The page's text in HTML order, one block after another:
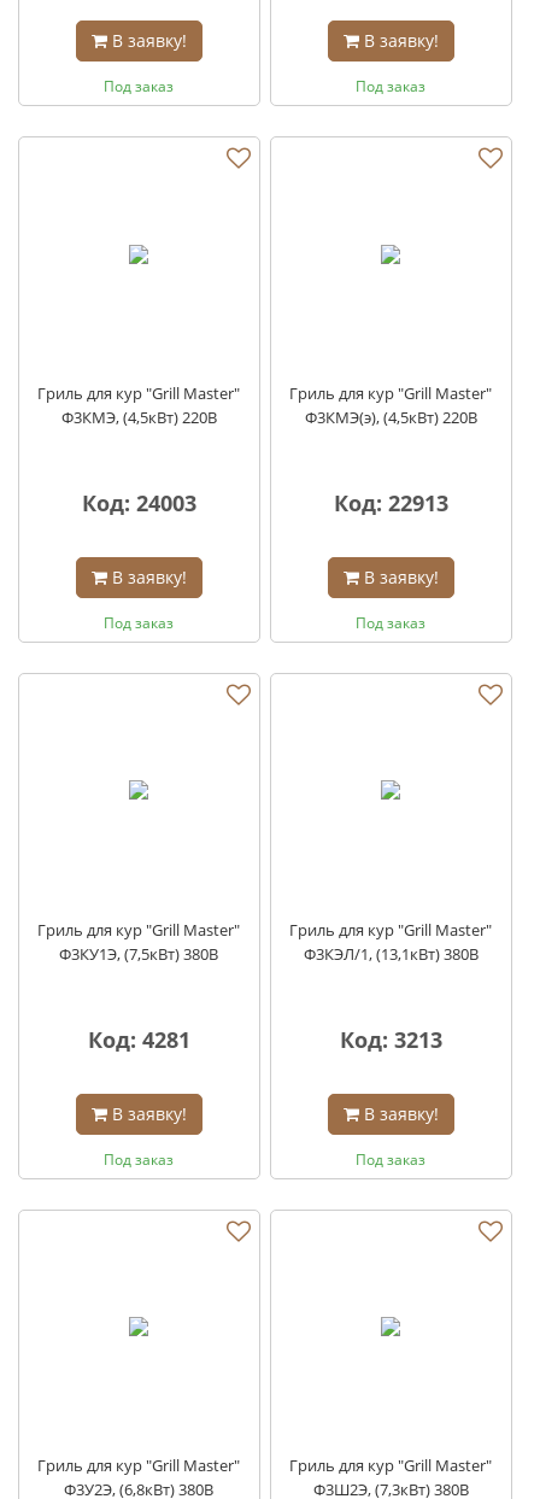
В заявку!
Под заказ
В заявку!
Под заказ
Гриль для кур "Grill Master"
Ф3КМЭ, (4,5кВт) 220В
Код: 24003
В заявку!
Под заказ
Гриль для кур "Grill Master"
Ф3КМЭ(э), (4,5кВт) 220В
Код: 22913
В заявку!
Под заказ
Гриль для кур "Grill Master"
Ф3КУ1Э, (7,5кВт) 380В
Код: 4281
В заявку!
Под заказ
Гриль для кур "Grill Master"
Ф3КЭЛ/1, (13,1кВт) 380В
Код: 3213
В заявку!
Под заказ
Гриль для кур "Grill Master"
Ф3У2Э, (6,8кВт) 380В
Гриль для кур "Grill Master"
Ф3Ш2Э, (7,3кВт) 380В